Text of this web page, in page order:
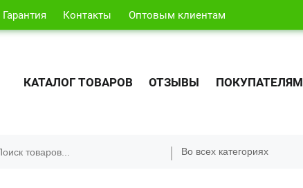
Гарантия Контакты Оптовым клиентам
КАТАЛОГ ТОВАРОВ ОТЗЫВЫ ПОКУПАТЕЛЯМ